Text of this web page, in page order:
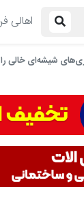
اهالی
شیشه‌ای خالی را